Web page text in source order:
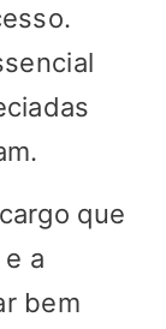
que
a
bem